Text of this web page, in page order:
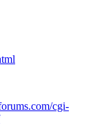
cgi-